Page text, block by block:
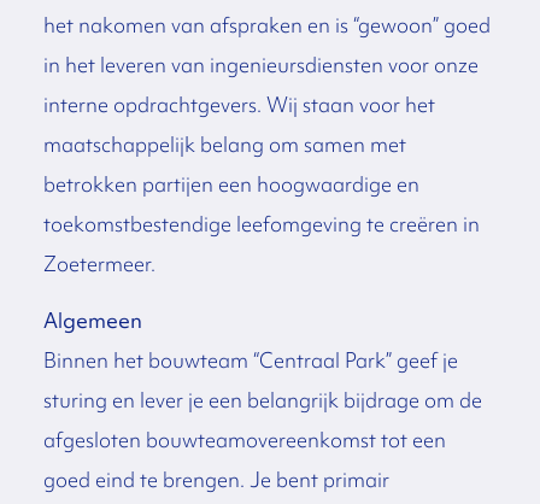
het nakomen van afspraken en is “gewoon” goed
in het leveren van ingenieursdiensten voor onze
interne opdrachtgevers. Wij staan voor het
maatschappelijk belang om samen met
betrokken partijen een hoogwaardige en
toekomstbestendige leefomgeving te creëren in
Zoetermeer.
Algemeen
Binnen het bouwteam “Centraal Park” geef je
sturing en lever je een belangrijk bijdrage om de
afgesloten bouwteamovereenkomst tot een
goed eind te brengen. Je bent primair